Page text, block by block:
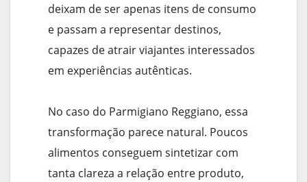
deixam de ser apenas itens de consumo
e passam a representar destinos,
capazes de atrair viajantes interessados
em experiências autênticas.
No caso do Parmigiano Reggiano, essa
transformação parece natural. Poucos
alimentos conseguem sintetizar com
tanta clareza a relação entre produto,